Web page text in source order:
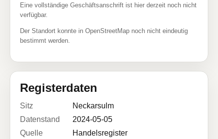
Eine vollständige Geschäftsanschrift ist hier derzeit noch nicht
verfügbar.
Der Standort konnte in OpenStreetMap noch nicht eindeutig
bestimmt werden.
Registerdaten
Sitz
Neckarsulm
Datenstand
2024-05-05
Quelle
Handelsregister